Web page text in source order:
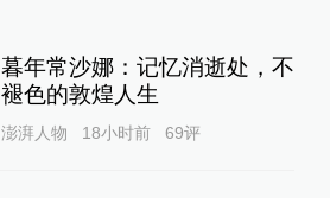
暮年常沙娜：记忆消逝处，不
褪色的敦煌人生
澎湃人物 18小时前 69评